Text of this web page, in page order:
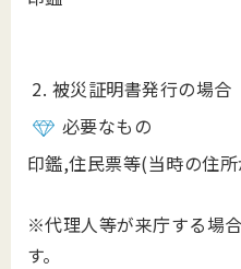
2. 被災証明書発行の場合
必要なもの
印鑑,住民票等(当時の住
※代理人等が来庁する場
す。